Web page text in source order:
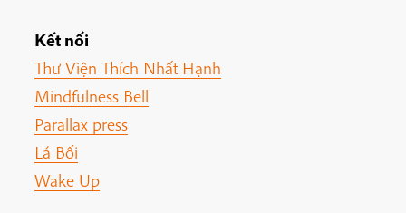
Kết nối
Thư Viện Thích Nhất Hạnh
Mindfulness Bell
Parallax press
Lá Bối
Wake Up